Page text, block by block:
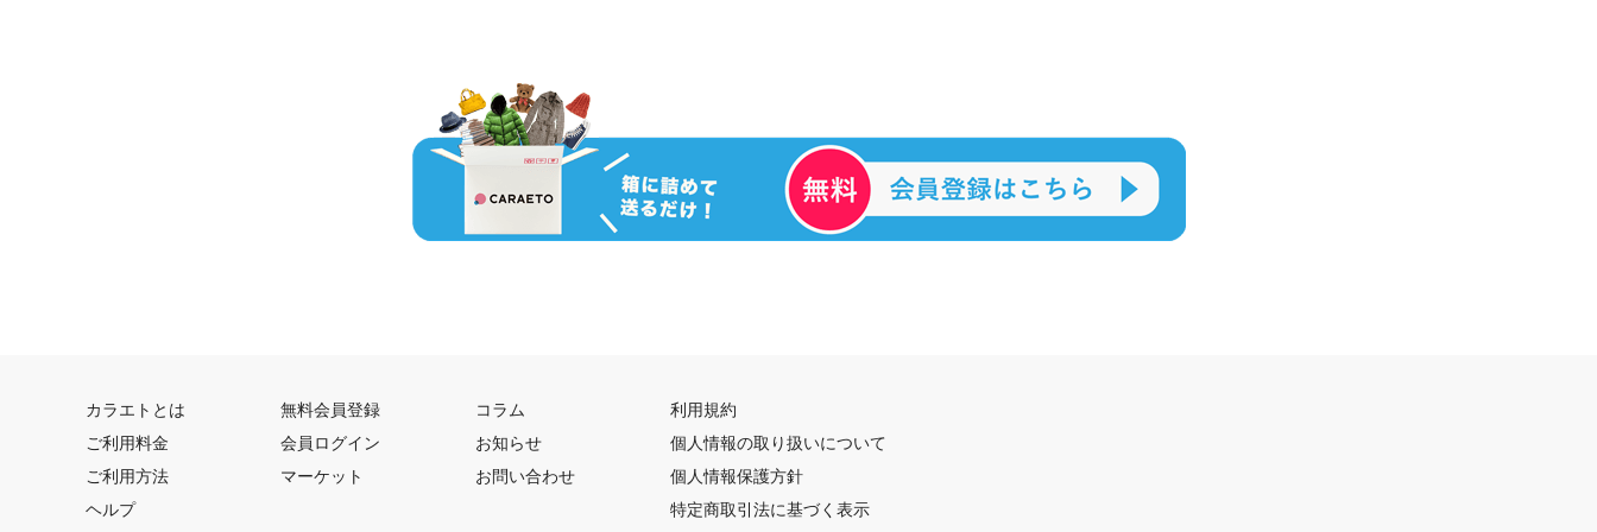
カラエトとは
ご利用料金
ご利用方法
ヘルプ
無料会員登録
会員ログイン
マーケット
コラム
お知らせ
お問い合わせ
利用規約
個人情報の取り扱いについて
個人情報保護方針
特定商取引法に基づく表示